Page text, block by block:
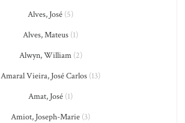
Alves, José (5)
Alves, Mateus (1)
Alwyn, William(2)
Amaral Vieira, José Carlos (13)
Amat, José (1)
Amiot, Joseph-Marie (3)